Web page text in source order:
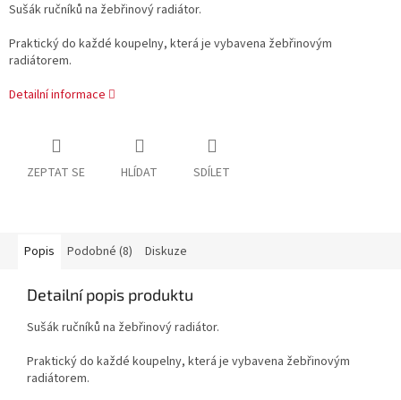
Sušák ručníků na žebřinový radiátor.
Praktický do každé koupelny, která je vybavena žebřinovým
radiátorem.
Detailní informace
ZEPTAT SE HLÍDAT SDÍLET
Popis Podobné (8) Diskuze
Detailní popis produktu
Sušák ručníků na žebřinový radiátor.
Praktický do každé koupelny, která je vybavena žebřinovým
radiátorem.